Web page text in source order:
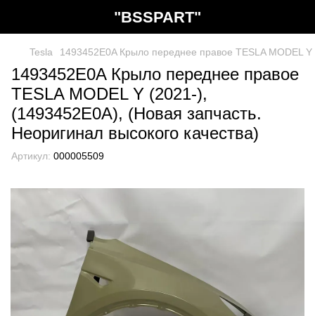
"BSSPART"
Tesla 1493452E0A Крыло переднее правое TESLA MODEL
1493452E0A Крыло переднее правое
TESLA MODEL Y (2021-),
(1493452E0A), (Новая запчасть.
Неоригинал высокого качества)
Артикул: 000005509